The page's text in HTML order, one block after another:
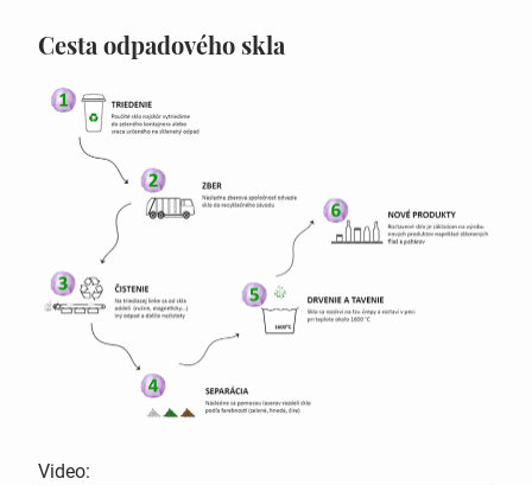
Cesta odpadového skla
Video: